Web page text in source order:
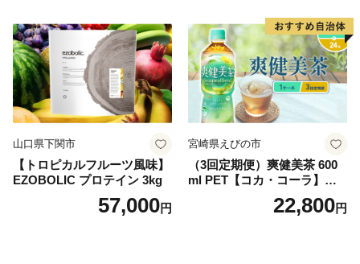
産 シリカ ミネラル 美容 備蓄
防災 長期保存 富士山 山梨県
忍野村
山口県下関市
【トロピカルフルーツ風味】
EZOBOLIC プロテイン 3kg
57,000円
宮崎県えびの市
（3回定期便）爽健美茶 600
ml PET【コカ・コーラ】ペ
ットボトル 1ケース(24本) 定
期便 3回(72本) セット お茶
22,800円